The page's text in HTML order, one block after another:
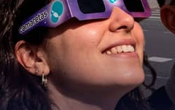
del centro
Información general
Directorio de tiendas y Planos
Contacto